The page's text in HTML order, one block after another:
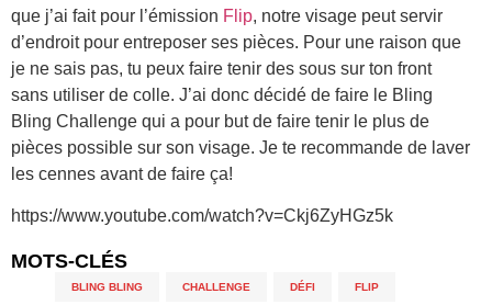
que j’ai fait pour l’émission Flip, notre visage peut servir
d’endroit pour entreposer ses pièces. Pour une raison que
je ne sais pas, tu peux faire tenir des sous sur ton front
sans utiliser de colle. J’ai donc décidé de faire le Bling
Bling Challenge qui a pour but de faire tenir le plus de
pièces possible sur son visage. Je te recommande de laver
les cennes avant de faire ça!
https://www.youtube.com/watch?v=Ckj6ZyHGz5k
MOTS-CLÉS
BLING BLING CHALLENGE DÉFI FLIP